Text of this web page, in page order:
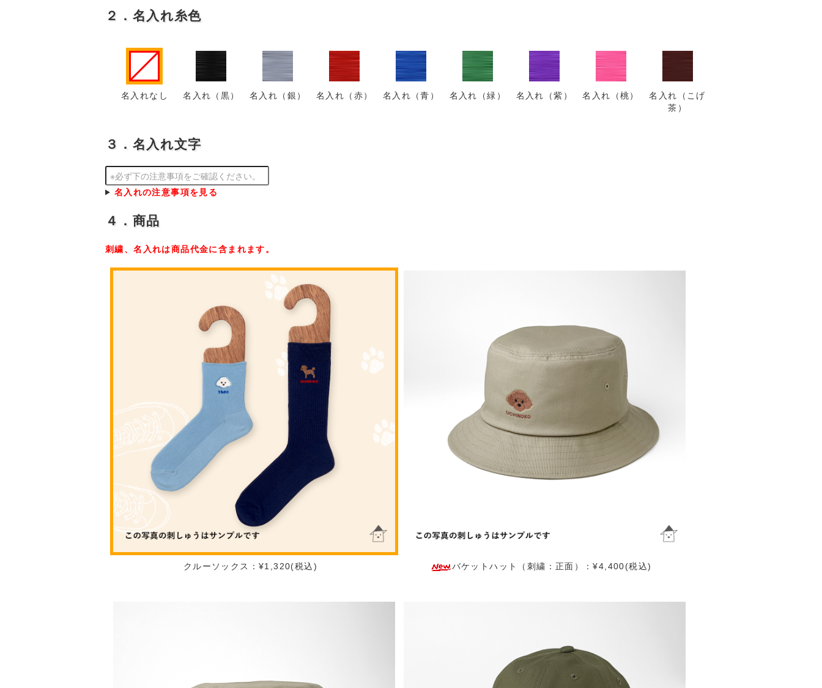
２．名入れ糸色
名入れなし 名入れ（黒） 名入れ（銀） 名入れ（赤） 名入れ（青） 名入れ（緑） 名入れ（紫） 名入れ（桃）
名入れ（こげ
茶）
３．名入れ文字
名入れの注意事項を見る
４．商品
刺繍、名入れは商品代金に含まれます。
クルーソックス：¥1,320(税込) バケットハット（刺繍：正面）：¥4,400(税込)